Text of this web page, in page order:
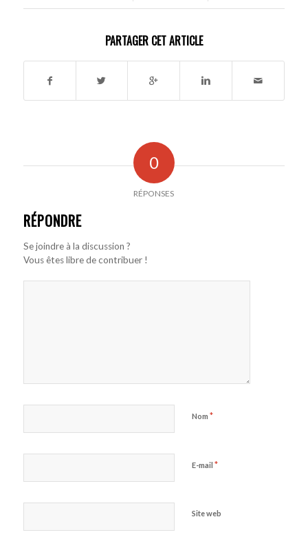
PARTAGER CET ARTICLE
0
RÉPONSES
RÉPONDRE
Se joindre à la discussion ?
Vous êtes libre de contribuer !
Nom *
E-mail *
Site web